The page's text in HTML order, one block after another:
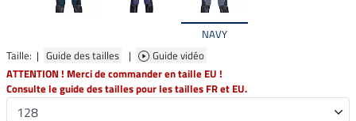
NAVY
Taille: | Guide des tailles |
Guide vidéo
ATTENTION ! Merci de commander en taille EU !
Consulte le guide des tailles pour les tailles FR et EU.